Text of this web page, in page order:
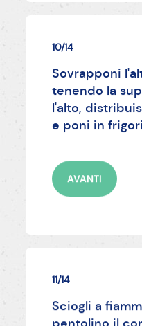
10/14
Sovrapponi
tenendo la
l'alto,
e poni in
AVANTI
11/14
Sciogli a